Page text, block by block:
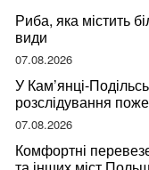
Риба, яка містить
види
07.08.2026
У Кам’янці-
розслідування
07.08.2026
Комфортні